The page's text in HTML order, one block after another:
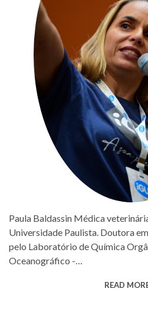
Paula Baldassin Médica
Universidade Paulista. Doutora
pelo Laboratório de Química
Oceanográfico -…
READ